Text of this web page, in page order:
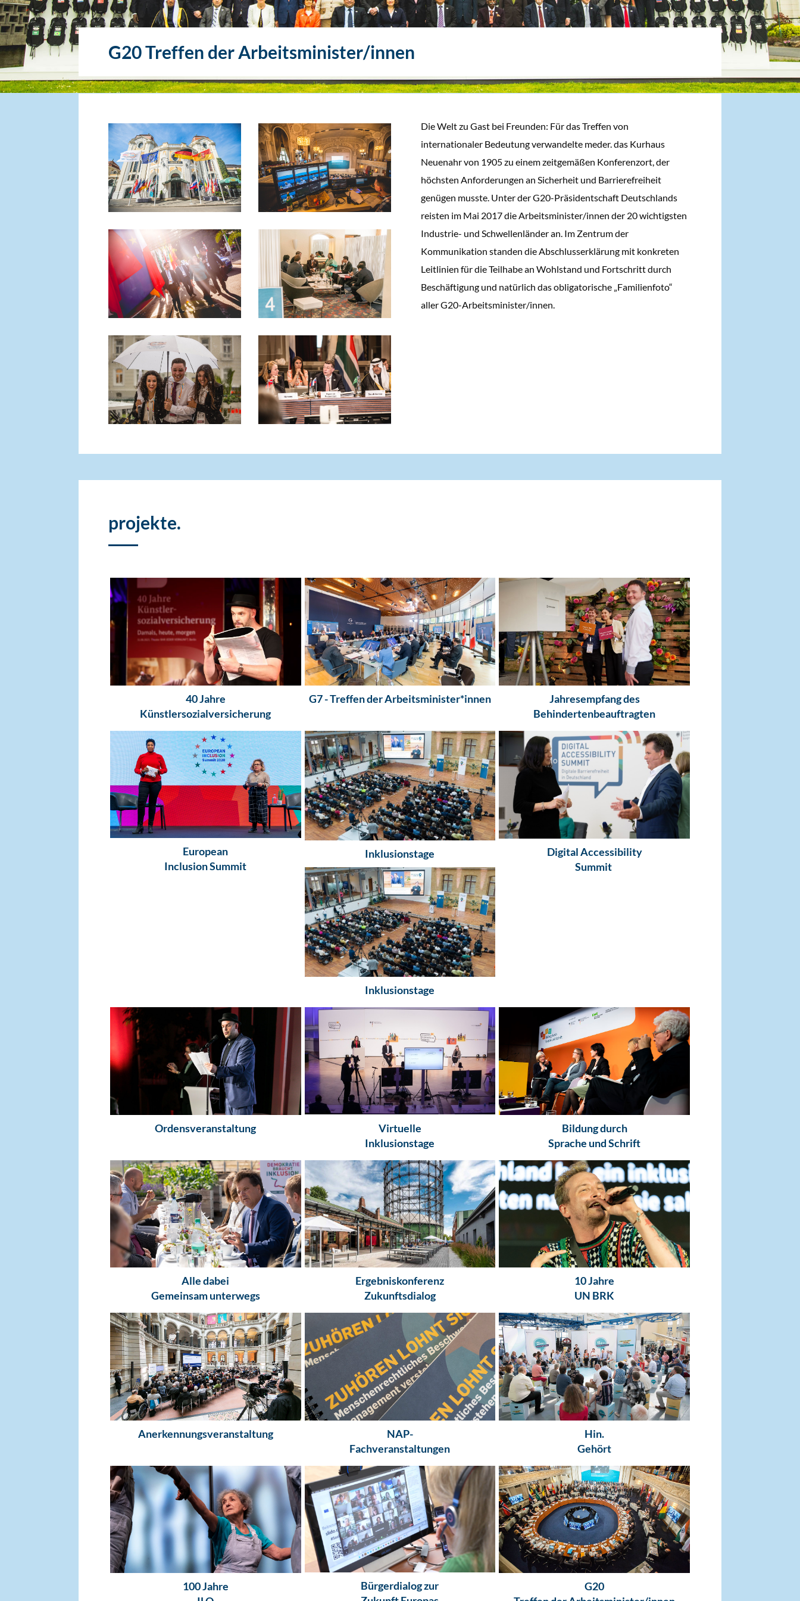
G20 Treffen der Arbeitsminister/innen
Die Welt zu Gast bei Freunden: Für das Treffen von
internationaler Bedeutung verwandelte meder. das Kurhaus
Neuenahr von 1905 zu einem zeitgemäßen Konferenzort, der
höchsten Anforderungen an Sicherheit und Barrierefreiheit
genügen musste. Unter der G20-Präsidentschaft Deutschlands
reisten im Mai 2017 die Arbeitsminister/innen der 20 wichtigsten
Industrie- und Schwellenländer an. Im Zentrum der
Kommunikation standen die Abschlusserklärung mit konkreten
Leitlinien für die Teilhabe an Wohlstand und Fortschritt durch
Beschäftigung und natürlich das obligatorische „Familienfoto“
aller G20-Arbeitsminister/innen.
projekte.
40 Jahre
Künstlersozialversicherung
G7 - Treffen der Arbeitsminister*innen
Jahresempfang des
Behindertenbeauftragten
European
Inclusion Summit
Inklusionstage
Inklusionstage
Digital Accessibility
Summit
Ordensveranstaltung
Virtuelle
Inklusionstage
Bildung durch
Sprache und Schrift
Alle dabei
Gemeinsam unterwegs
Ergebniskonferenz
Zukunftsdialog
10 Jahre
UN BRK
Anerkennungsveranstaltung
NAP-
Fachveranstaltungen
Hin.
Gehört
100 Jahre
Bürgerdialog zur
G20